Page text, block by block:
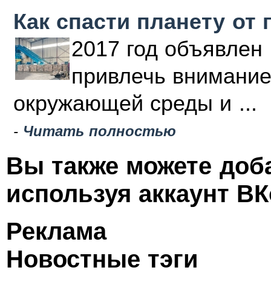
Как спасти планету от
2017 год объявлен
привлечь
окружающей среды и ...
- Читать полностью
Вы также можете
используя аккаунт
Реклама
Новостные тэги